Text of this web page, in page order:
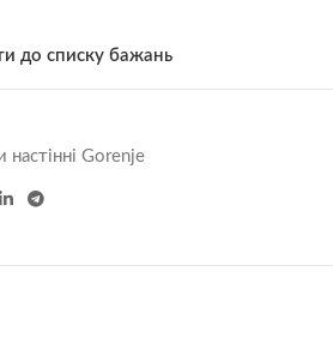
до списку бажань
настінні Gorenje